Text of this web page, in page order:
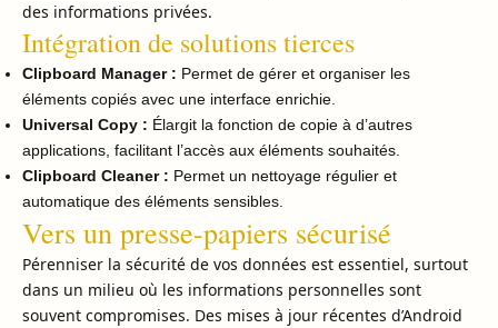
des informations privées.
Intégration de solutions tierces
Clipboard Manager : Permet de gérer et organiser les
éléments copiés avec une interface enrichie.
Universal Copy : Élargit la fonction de copie à d’autres
applications, facilitant l’accès aux éléments souhaités.
Clipboard Cleaner : Permet un nettoyage régulier et
automatique des éléments sensibles.
Vers un presse-papiers sécurisé
Pérenniser la sécurité de vos données est essentiel, surtout
dans un milieu où les informations personnelles sont
souvent compromises. Des mises à jour récentes d’Android